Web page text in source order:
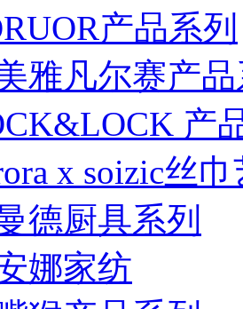
产品系列
雅凡尔赛产
产
x soizic丝
德厨具系列
娜家纺